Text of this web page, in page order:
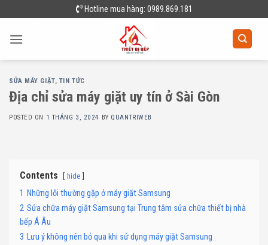
to
content
Hotline mua hàng: 0989.869.181
SỬA MÁY GIẶT, TIN TỨC
Địa chỉ sửa máy giặt uy tín ở Sài Gòn
POSTED ON 1 THÁNG 3, 2024 BY QUANTRIWEB
Contents hide
1 Những lỗi thường gặp ở máy giặt Samsung
2 Sửa chữa máy giặt Samsung tại Trung tâm sửa chữa thiết bị nhà
bếp Á Âu
3 Lưu ý không nên bỏ qua khi sử dụng máy giặt Samsung